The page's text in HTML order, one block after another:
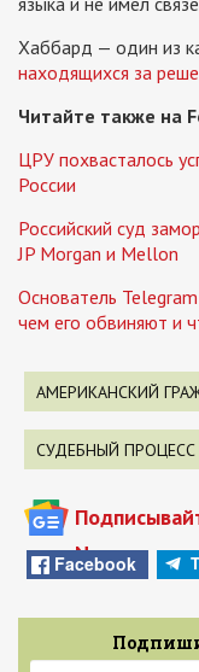
Хаббард — один из
находящихся за
Читайте также на
ЦРУ похвасталось
России
Российский суд
JP Morgan и Mellon
Основатель
чем его обвиняют и
АМЕРИКАНСКИЙ
СУДЕБНЫЙ ПРОЦЕСС
News
Facebook